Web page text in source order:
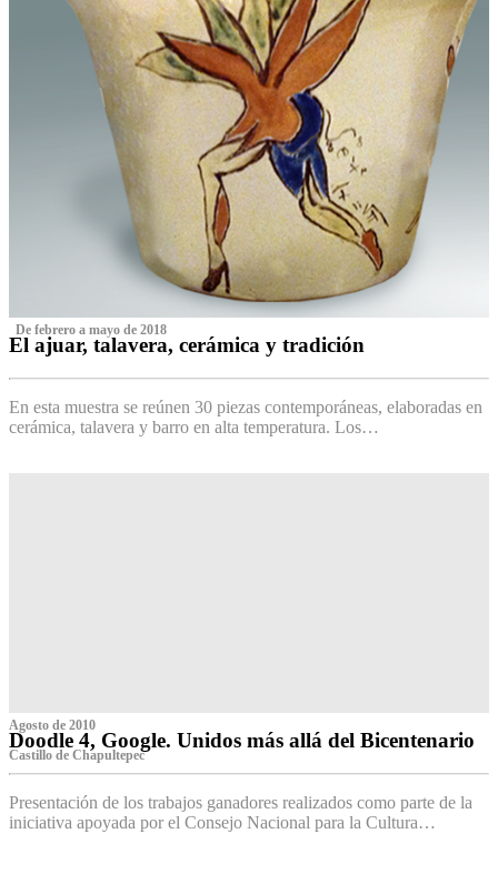
‌ De febrero a mayo de 2018
El ajuar, talavera, cerámica y tradición
En esta muestra se reúnen 30 piezas contemporáneas, elaboradas en
cerámica, talavera y barro en alta temperatura. Los…
Agosto de 2010
Doodle 4, Google. Unidos más allá del Bicentenario
Castillo de Chapultepec
Presentación de los trabajos ganadores realizados como parte de la
iniciativa apoyada por el Consejo Nacional para la Cultura…